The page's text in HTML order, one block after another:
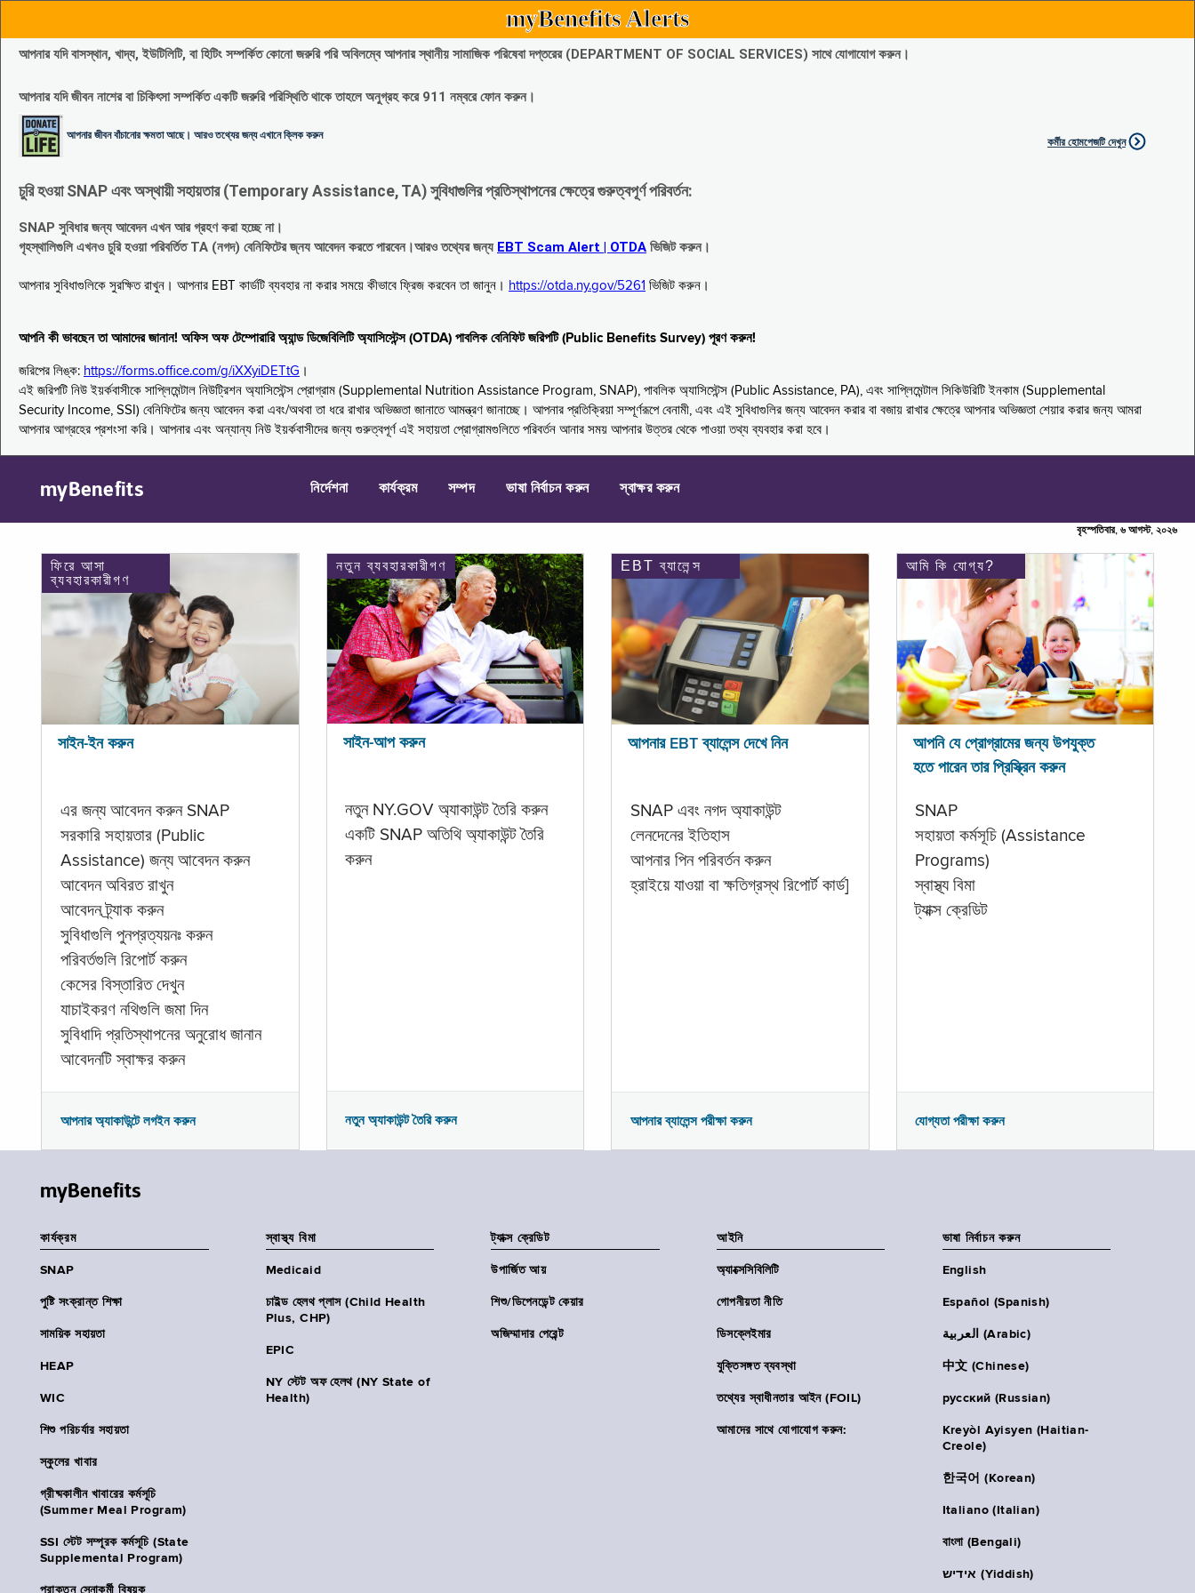
myBenefits Alerts
আপনার যদি বাসস্থান, খাদ্য, ইউটিলিটি, বা হিটিং সম্পর্কিত কোনো জরুরি পরি অবিলম্বে আপনার স্থানীয় সামাজিক পরিষেবা দপ্তরের (DEPARTMENT OF SOCIAL SERVICES) সাথে যোগাযোগ করুন।
আপনার যদি জীবন নাশের বা চিকিৎসা সম্পর্কিত একটি জরুরি পরিস্থিতি থাকে তাহলে অনুগ্রহ করে 911 নম্বরে ফোন করুন।
আপনার জীবন বাঁচানোর ক্ষমতা আছে। আরও তথ্যের জন্য এখানে ক্লিক করুন
কর্মীর হোমপেজটি দেখুন
চুরি হওয়া SNAP এবং অস্থায়ী সহায়তার (Temporary Assistance, TA) সুবিধাগুলির প্রতিস্থাপনের ক্ষেত্রে গুরুত্বপূর্ণ পরিবর্তন:
SNAP সুবিধার জন্য আবেদন এখন আর গ্রহণ করা হচ্ছে না।
গৃহস্থালিগুলি এখনও চুরি হওয়া পরিবর্তিত TA (নগদ) বেনিফিটের জ্নয আবেদন করতে পারবেন।আরও তথ্যের জন্য EBT Scam Alert | OTDA ভিজিট করুন।
আপনার সুবিধাগুলিকে সুরক্ষিত রাখুন। আপনার EBT কার্ডটি ব্যবহার না করার সময়ে কীভাবে ফ্রিজ করবেন তা জানুন। https://otda.ny.gov/5261 ভিজিট করুন।
আপনি কী ভাবছেন তা আমাদের জানান! অফিস অফ টেম্পোরারি অ্যান্ড ডিজেবিলিটি অ্যাসিস্টেন্স (OTDA) পাবলিক বেনিফিট জরিপটি (Public Benefits Survey) পূরণ করুন!
জরিপের লিঙ্ক: https://forms.office.com/g/iXXyiDETtG ।
এই জরিপটি নিউ ইয়র্কবাসীকে সাপ্লিমেন্টাল নিউট্রিশন অ্যাসিস্টেন্স প্রোগ্রাম (Supplemental Nutrition Assistance Program, SNAP), পাবলিক অ্যাসিস্টেন্স (Public Assistance, PA), এবং সাপ্লিমেন্টাল সিকিউরিটি ইনকাম (Supplemental
Security Income, SSI) বেনিফিটের জন্য আবেদন করা এবং/অথবা তা ধরে রাখার অভিজ্ঞতা জানাতে আমন্ত্রণ জানাচ্ছে। আপনার প্রতিক্রিয়া সম্পূর্ণরূপে বেনামী, এবং এই সুবিধাগুলির জন্য আবেদন করার বা বজায় রাখার ক্ষেত্রে আপনার অভিজ্ঞতা শেয়ার করার জন্য আমরা
আপনার আগ্রহের প্রশংসা করি। আপনার এবং অন্যান্য নিউ ইয়র্কবাসীদের জন্য গুরুত্বপূর্ণ এই সহায়তা প্রোগ্রামগুলিতে পরিবর্তন আনার সময় আপনার উত্তর থেকে পাওয়া তথ্য ব্যবহার করা হবে।
myBenefits নির্দেশনা কার্যক্রম সম্পদ ভাষা নির্বাচন করুন স্বাক্ষর করুন
বৃহস্পতিবার, ৬ আগস্ট, ২০২৬
ফিরে আসা
ব্যবহারকারীগণ
সাইন-ইন করুন
এর জন্য আবেদন করুন SNAP
সরকারি সহায়তার (Public
Assistance) জন্য আবেদন করুন
আবেদন অবিরত রাখুন
আবেদন ট্র্যাক করুন
সুবিধাগুলি পুনপ্রত্যয়নঃ করুন
পরিবর্তগুলি রিপোর্ট করুন
কেসের বিস্তারিত দেখুন
যাচাইকরণ নথিগুলি জমা দিন
সুবিধাদি প্রতিস্থাপনের অনুরোধ জানান
আবেদনটি স্বাক্ষর করুন
আপনার অ্যাকাউন্টে লগইন করুন
নতুন ব্যবহারকারীগণ
সাইন-আপ করুন
নতুন NY.GOV অ্যাকাউন্ট তৈরি করুন
একটি SNAP অতিথি অ্যাকাউন্ট তৈরি
করুন
নতুন অ্যাকাউন্ট তৈরি করুন
EBT ব্যালেন্স
আপনার EBT ব্যালেন্স দেখে নিন
SNAP এবং নগদ অ্যাকাউন্ট
লেনদেনের ইতিহাস
আপনার পিন পরিবর্তন করুন
হ্রাইয়ে যাওয়া বা ক্ষতিগ্রস্থ রিপোর্ট কার্ড]
আপনার ব্যালেন্স পরীক্ষা করুন
আমি কি যোগ্য?
আপনি যে প্রোগ্রামের জন্য উপযুক্ত
হতে পারেন তার প্রিস্ক্রিন করুন
SNAP
সহায়তা কর্মসূচি (Assistance
Programs)
স্বাস্থ্য বিমা
ট্যাক্স ক্রেডিট
যোগ্যতা পরীক্ষা করুন
myBenefits
কার্যক্রম
SNAP
পুষ্টি সংক্রান্ত শিক্ষা
সাময়িক সহায়তা
HEAP
WIC
শিশু পরিচর্যার সহায়তা
স্কুলের খাবার
গ্রীষ্মকালীন খাবারের কর্মসূচি
(Summer Meal Program)
SSI স্টেট সম্পূরক কর্মসূচি (State
Supplemental Program)
প্রাক্তন সেনাকর্মী বিষয়ক
স্বাস্থ্য বিমা
Medicaid
চাইল্ড হেলথ প্লাস (Child Health
Plus, CHP)
EPIC
NY স্টেট অফ হেলথ (NY State of
Health)
ট্যাক্স ক্রেডিট
উপার্জিত আয়
শিশু/ডিপেনডেন্ট কেয়ার
অজিম্মাদার পেরেন্ট
আইনি
অ্যাক্সেসিবিলিটি
গোপনীয়তা নীতি
ডিসক্লেইমার
যুক্তিসঙ্গত ব্যবস্থা
তথ্যের স্বাধীনতার আইন (FOIL)
আমাদের সাথে যোগাযোগ করুন:
ভাষা নির্বাচন করুন
English
Español (Spanish)
العربية (Arabic)
中文 (Chinese)
русский (Russian)
Kreyòl Ayisyen (Haitian-
Creole)
한국어 (Korean)
Italiano (Italian)
বাংলা (Bengali)
אידיש (Yiddish)